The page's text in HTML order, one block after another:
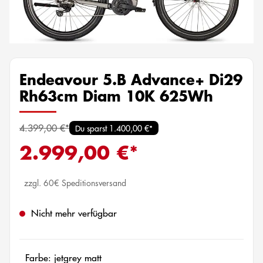
Endeavour 5.B Advance+ Di29
Rh63cm Diam 10K 625Wh
4.399,00 €* Du sparst 1.400,00 €*
2.999,00 €*
zzgl. 60€ Speditionsversand
Nicht mehr verfügbar
Farbe: jetgrey matt